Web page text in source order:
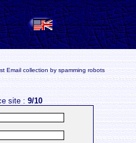
Email collection by spamming robots
site :9/10